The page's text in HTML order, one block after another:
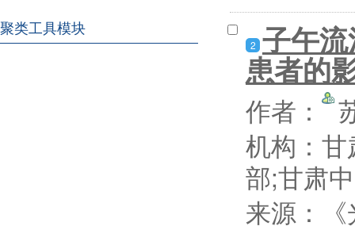
聚类工具模块
2 子午
患者的
作者：
机构：
部;甘肃
来源：